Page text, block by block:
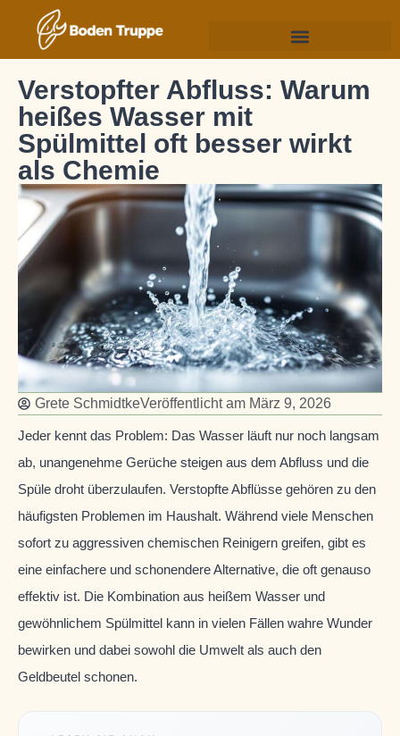
Verstopfter Abfluss: Warum
heißes Wasser mit
Spülmittel oft besser wirkt
als Chemie
Grete SchmidtkeVeröffentlicht am März 9, 2026
Jeder kennt das Problem: Das Wasser läuft nur noch langsam
ab, unangenehme Gerüche steigen aus dem Abfluss und die
Spüle droht überzulaufen. Verstopfte Abflüsse gehören zu den
häufigsten Problemen im Haushalt. Während viele Menschen
sofort zu aggressiven chemischen Reinigern greifen, gibt es
eine einfachere und schonendere Alternative, die oft genauso
effektiv ist. Die Kombination aus heißem Wasser und
gewöhnlichem Spülmittel kann in vielen Fällen wahre Wunder
bewirken und dabei sowohl die Umwelt als auch den
Geldbeutel schonen.